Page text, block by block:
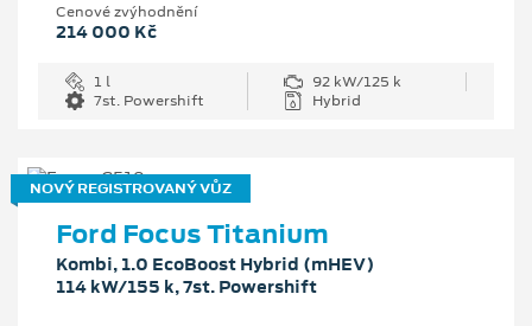
Cenové zvýhodnění
214 000 Kč
1 l
92 kW/125 k
7st. Powershift
Hybrid
NOVÝ REGISTROVANÝ VŮZ
Ford Focus Titanium
Kombi, 1.0 EcoBoost Hybrid (mHEV)
114 kW/155 k, 7st. Powershift